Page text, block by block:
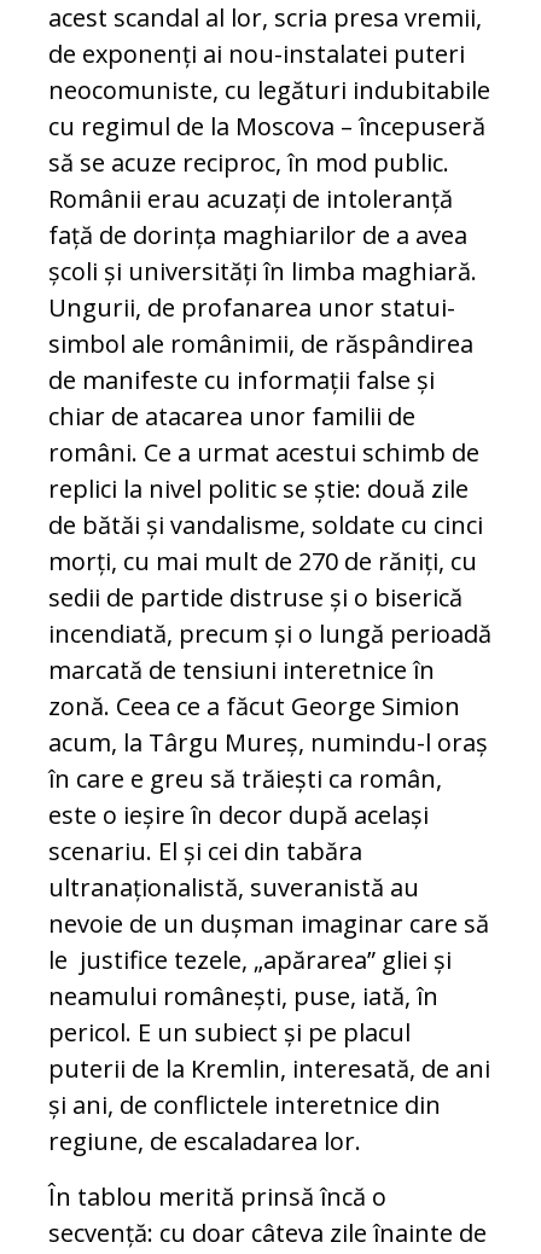
acest scandal al lor, scria presa vremii,
de exponenți ai nou-instalatei puteri
neocomuniste, cu legături indubitabile
cu regimul de la Moscova – începuseră
să se acuze reciproc, în mod public.
Românii erau acuzați de intoleranță
față de dorința maghiarilor de a avea
școli și universități în limba maghiară.
Ungurii, de profanarea unor statui-
simbol ale românimii, de răspândirea
de manifeste cu informații false și
chiar de atacarea unor familii de
români. Ce a urmat acestui schimb de
replici la nivel politic se știe: două zile
de bătăi și vandalisme, soldate cu cinci
morți, cu mai mult de 270 de răniți, cu
sedii de partide distruse și o biserică
incendiată, precum și o lungă perioadă
marcată de tensiuni interetnice în
zonă. Ceea ce a făcut George Simion
acum, la Târgu Mureș, numindu-l oraș
în care e greu să trăiești ca român,
este o ieșire în decor după același
scenariu. El și cei din tabăra
ultranaționalistă, suveranistă au
nevoie de un dușman imaginar care să
le justifice tezele, „apărarea” gliei și
neamului românești, puse, iată, în
pericol. E un subiect și pe placul
puterii de la Kremlin, interesată, de ani
și ani, de conflictele interetnice din
regiune, de escaladarea lor.
În tablou merită prinsă încă o
secvență: cu doar câteva zile înainte de